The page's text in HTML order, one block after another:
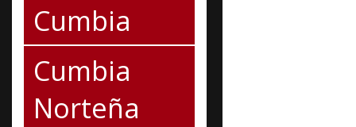
Cumbia
Cumbia
Norteña